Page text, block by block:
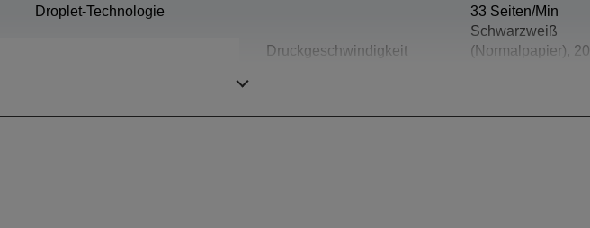
Droplet-Technologie
Druckgeschwindigkeit
33 Seiten/Min
Schwarzweiß
(Normalpapier), 20